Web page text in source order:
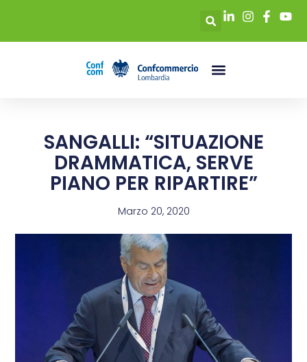
SANGALLI: “SITUAZIONE
DRAMMATICA, SERVE
PIANO PER RIPARTIRE”
Marzo 20, 2020